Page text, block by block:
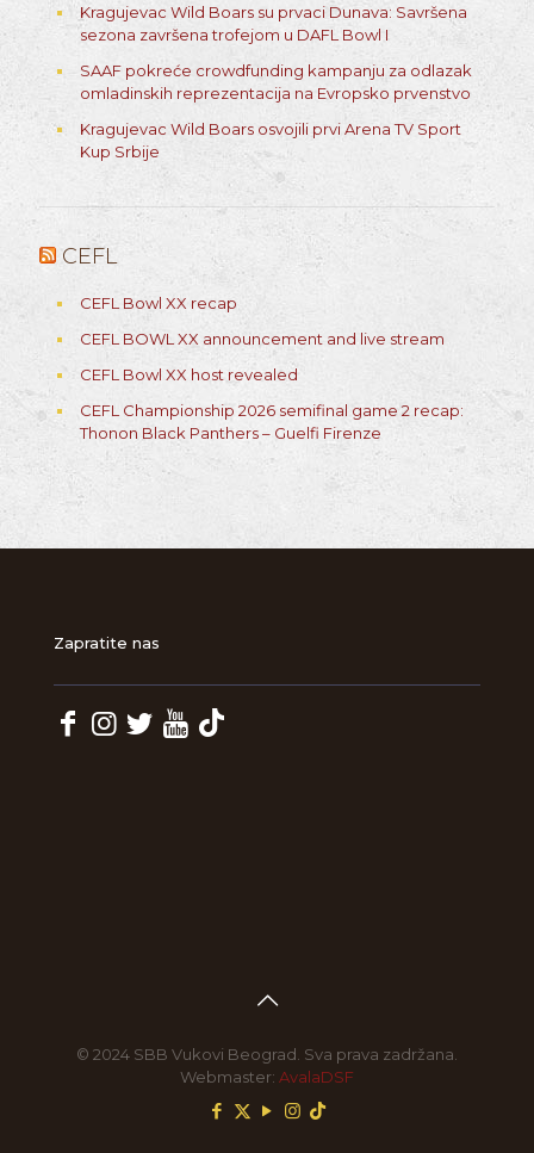
Kragujevac Wild Boars su prvaci Dunava: Savršena
sezona završena trofejom u DAFL Bowl I
SAAF pokreće crowdfunding kampanju za odlazak
omladinskih reprezentacija na Evropsko prvenstvo
Kragujevac Wild Boars osvojili prvi Arena TV Sport
Kup Srbije
CEFL
CEFL Bowl XX recap
CEFL BOWL XX announcement and live stream
CEFL Bowl XX host revealed
CEFL Championship 2026 semifinal game 2 recap:
Thonon Black Panthers – Guelfi Firenze
Zapratite nas
© 2024 SBB Vukovi Beograd. Sva prava zadržana.
Webmaster: AvalaDSF